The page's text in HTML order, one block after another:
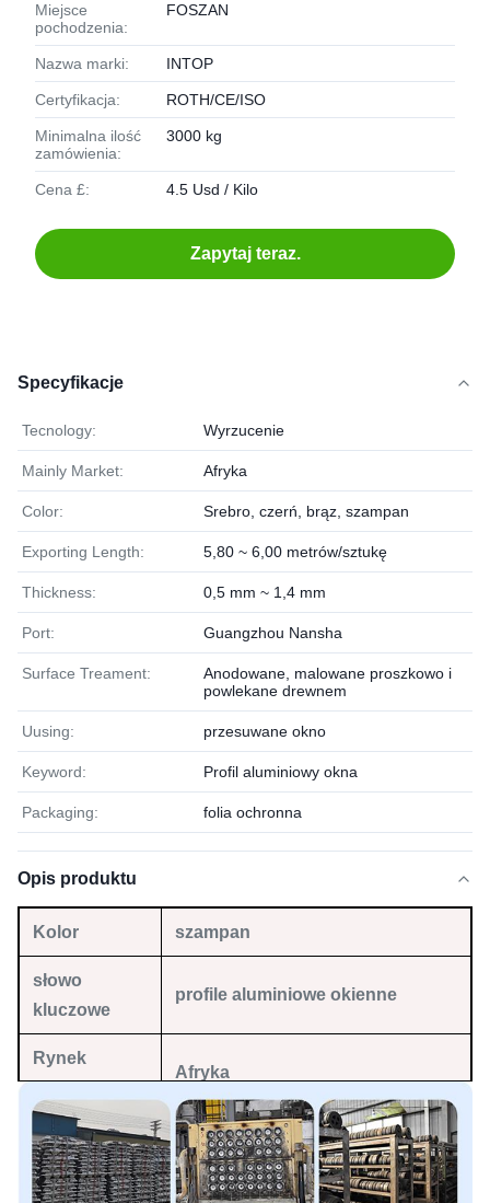
Miejsce
pochodzenia:
FOSZAN
Nazwa marki: INTOP
Certyfikacja: ROTH/CE/ISO
Minimalna ilość
zamówienia:
3000 kg
Cena £: 4.5 Usd / Kilo
Zapytaj teraz.
Specyfikacje
Tecnology: Wyrzucenie
Mainly Market: Afryka
Color: Srebro, czerń, brąz, szampan
Exporting Length: 5,80 ~ 6,00 metrów/sztukę
Thickness: 0,5 mm ~ 1,4 mm
Port: Guangzhou Nansha
Surface Treament:
Anodowane, malowane proszkowo i
powlekane drewnem
Uusing: przesuwane okno
Keyword: Profil aluminiowy okna
Packaging: folia ochronna
Opis produktu
Kolor szampan
słowo
kluczowe
profile aluminiowe okienne
Rynek
pierwotny
Afryka
Tworzywo 6063T5
Usługa
Gięcie, rozwijanie, spawanie,